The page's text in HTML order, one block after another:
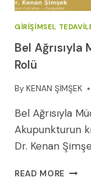
GIRIŞIMSEL
Bel
Rolü
By KENAN ŞİMŞEK
Bel Ağrısıyla
Akupunkturun
Dr. Kenan
READ MORE BEL